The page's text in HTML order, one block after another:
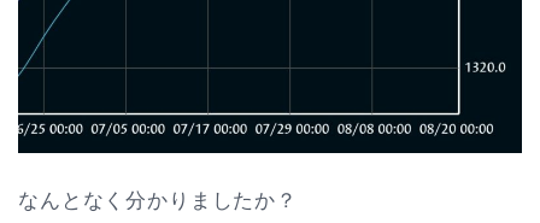
なんとなく分かりましたか？